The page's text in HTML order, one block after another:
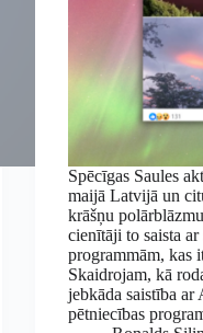
Spēcīgas Saules
maijā Latvijā un
krāšņu
cienītāji to saista
programmām, kas
Skaidrojam, kā
jebkāda saistība ar
pētniecības